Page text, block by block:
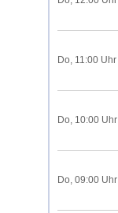
Do, 11:00 Uhr
Do, 10:00 Uhr
Do, 09:00 Uhr